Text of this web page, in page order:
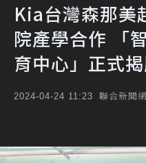
Kia台灣森那美
院產學合作 「
育中心」正式
2024-04-24 11:23 聯合新聞